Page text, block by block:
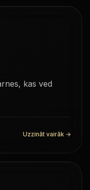
kas ved
Uzzināt vairāk →